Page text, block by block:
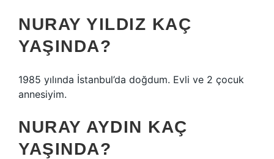
NURAY YILDIZ KAÇ
YAŞINDA?
1985 yılında İstanbul’da doğdum. Evli ve 2 çocuk
annesiyim.
NURAY AYDIN KAÇ
YAŞINDA?